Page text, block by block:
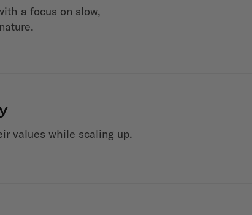
a focus on slow,
values while scaling up.